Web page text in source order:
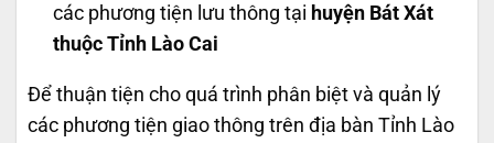
các phương tiện lưu thông tại huyện Bát Xát
thuộc Tỉnh Lào Cai
Để thuận tiện cho quá trình phân biệt và quản lý
các phương tiện giao thông trên địa bàn Tỉnh Lào